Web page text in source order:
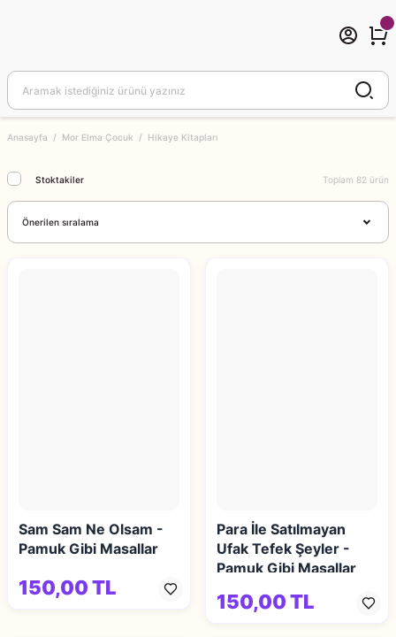
Anasayfa Mor Elma Çocuk Hikaye Kitapları
Stoktakiler Toplam 82 ürün
Sam Sam Ne Olsam -
Pamuk Gibi Masallar
150,00 TL
Para İle Satılmayan
Ufak Tefek Şeyler -
Pamuk Gibi Masallar
150,00 TL